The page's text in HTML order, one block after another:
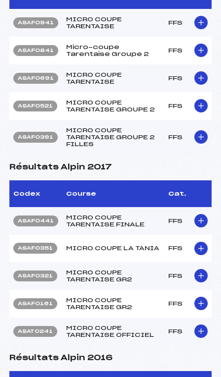
ASAF0941
MICRO COUPE
TARENTAISE
FFS
ASAF0841
Micro-coupe
Tarentaise Groupe 2
FFS
ASAF0691
MICRO COUPE
TARENTAISE
FFS
ASAF0521
MICRO COUPE
TARENTAISE GROUPE 2
FFS
ASAF0391
MICRO COUPE
TARENTAISE GROUPE 2
FILLES
FFS
Résultats Alpin 2017
Codex Course Cat.
ASAF0441
MICRO COUPE
TARENTAISE FINALE
FFS
ASAF0351 MICRO COUPE LA TANIA FFS
ASAF0321
MICRO COUPE
TARENTAISE GR2
FFS
ASAF0161
MICRO COUPE
TARENTAISE GR2
FFS
ASAT0241
MICRO COUPE
TARENTAISE OFFICIEL
FFS
Résultats Alpin 2016